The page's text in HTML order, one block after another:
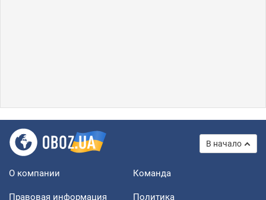
В начало
О компании Команда
Правовая информация Политика